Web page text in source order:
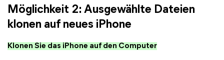
Möglichkeit 2: Ausgewählte Dateien
klonen auf neues iPhone
Klonen Sie das iPhone auf den Computer